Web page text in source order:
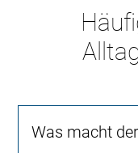
Was macht